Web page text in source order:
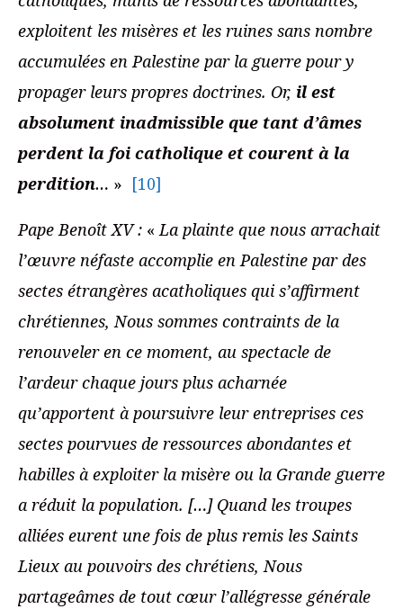
exploitent les misères et les ruines sans nombre
accumulées en Palestine par la guerre pour y
propager leurs propres doctrines. Or, il est
absolument inadmissible que tant d’âmes
perdent la foi catholique et courent à la
perdition… » [10]
Pape BenoîtXV : «La plainte que nous arrachait
l’œuvre néfaste accomplie en Palestine par des
sectes étrangères acatholiques qui s’affirment
chrétiennes, Nous sommes contraints de la
renouveler en ce moment, au spectacle de
l’ardeur chaque jours plus acharnée
qu’apportent à poursuivre leur entreprises ces
sectes pourvues de ressources abondantes et
habilles à exploiter la misère ou la Grande guerre
a réduit la population. […] Quand les troupes
alliées eurent une fois de plus remis les Saints
Lieux au pouvoirs des chrétiens, Nous
partageâmes de tout cœur l’allégresse générale